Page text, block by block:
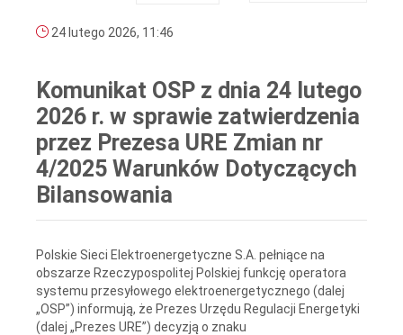
24 lutego 2026, 11:46
Komunikat OSP z dnia 24 lutego
2026 r. w sprawie zatwierdzenia
przez Prezesa URE Zmian nr
4/2025 Warunków Dotyczących
Bilansowania
Polskie Sieci Elektroenergetyczne S.A. pełniące na
obszarze Rzeczypospolitej Polskiej funkcję operatora
systemu przesyłowego elektroenergetycznego (dalej
„OSP”) informują, że Prezes Urzędu Regulacji Energetyki
(dalej „Prezes URE”) decyzją o znaku